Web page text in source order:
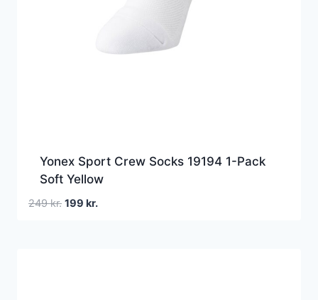
Yonex Sport Crew Socks 19194 1-Pack
Soft Yellow
249kr. Den
199 kr.Den